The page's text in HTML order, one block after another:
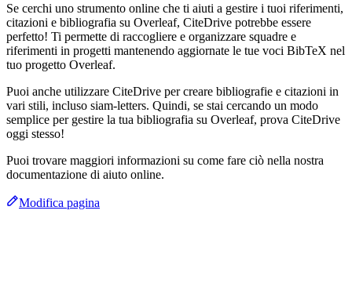
Se cerchi uno strumento online che ti aiuti a gestire i tuoi riferimenti,
citazioni e bibliografia su Overleaf, CiteDrive potrebbe essere
perfetto! Ti permette di raccogliere e organizzare squadre e
riferimenti in progetti mantenendo aggiornate le tue voci BibTeX nel
tuo progetto Overleaf.
Puoi anche utilizzare CiteDrive per creare bibliografie e citazioni in
vari stili, incluso siam-letters. Quindi, se stai cercando un modo
semplice per gestire la tua bibliografia su Overleaf, prova CiteDrive
oggi stesso!
Puoi trovare maggiori informazioni su come fare ciò nella nostra
documentazione di aiuto online.
Modifica pagina